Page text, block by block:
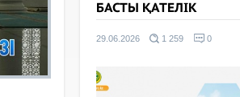
БАСТЫ ҚАТЕЛІК
29.06.2026 1 259 0